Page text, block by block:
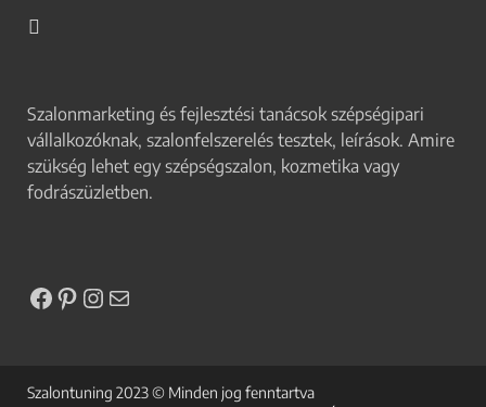
Szalonmarketing és fejlesztési tanácsok szépségipari
vállalkozóknak, szalonfelszerelés tesztek, leírások. Amire
szükség lehet egy szépségszalon, kozmetika vagy
fodrászüzletben.
Szalontuning 2023 © Minden jog fenntartva